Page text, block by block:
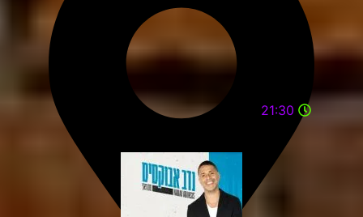
21:30